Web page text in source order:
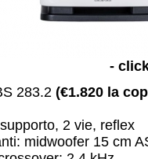
-
283.2 (€1.820 la
2 vie, reflex
midwoofer 15 cm